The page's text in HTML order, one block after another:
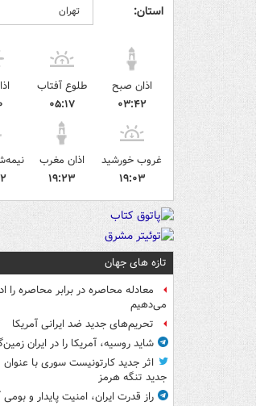
استان:
اذان صبح
۰۳:۴۲
طلوع آفتاب
۰۵:۱۷
غروب خورشید
۱۹:۰۳
اذان مغرب
۱۹:۲۳
تازه های جهان
معادله محاصره در برابر محاصره را
می‌دهیم
تحریم‌های جدید ضد ایرانی آمریکا
شاید روسیه، آمریکا را در ایران
اثر جدید کارتونیست سوری با
جدید تنگه هرمز
راز قدرت ایران، امنیت پایدار و